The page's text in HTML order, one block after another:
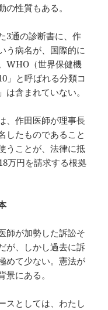
性質もある。
3通の診断書に、作
う病名が、国際的に
WHO（世界保健機
」と呼ばれる分類コ
含まれていない。
、作田医師が理事長
したものであること
うことが、法律に抵
万円を請求する根拠
師が加勢した訴訟そ
が、しかし過去に訴
めて少ない。憲法が
にある。
スとしては、わたし